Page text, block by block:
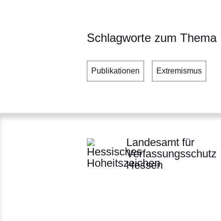
Schlagworte zum Thema
Publikationen Extremismus
Landesamt für
Verfassungsschutz
Hessen